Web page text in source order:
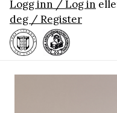
Logg inn / Log in
deg / Register